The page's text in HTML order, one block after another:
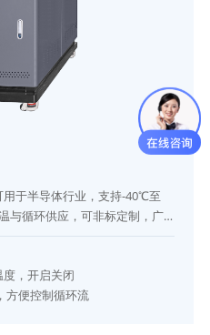
于半导体行业，支持-40℃至
与循环供应，可非标定制，广
度，开启关闭
方便控制循环流